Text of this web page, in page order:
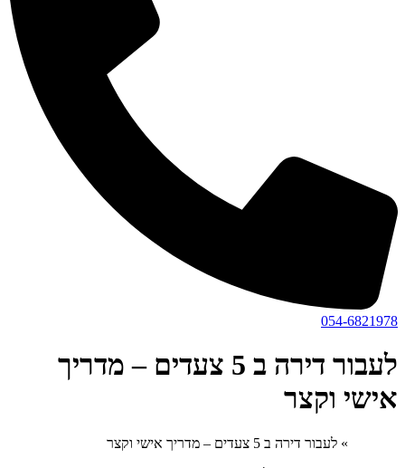
054-6821978
לעבור דירה ב 5 צעדים – מדריך
אישי וקצר
» לעבור דירה ב 5 צעדים – מדריך אישי וקצר